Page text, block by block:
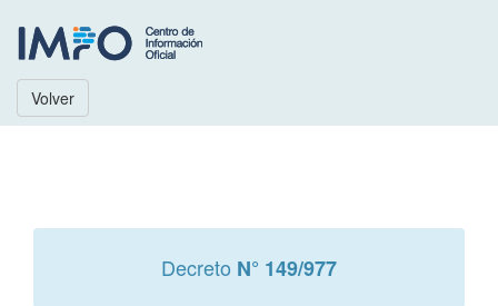
Volver
Decreto N° 149/977